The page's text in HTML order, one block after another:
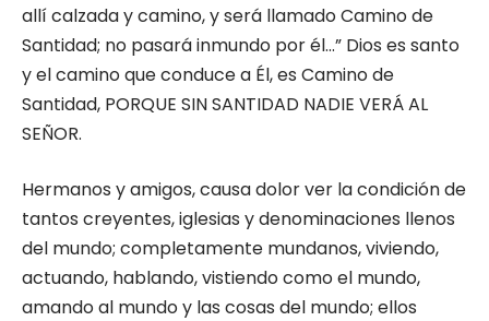
allí calzada y camino, y será llamado Camino de
Santidad; no pasará inmundo por él…” Dios es santo
y el camino que conduce a Él, es Camino de
Santidad, PORQUE SIN SANTIDAD NADIE VERÁ AL
SEÑOR.
Hermanos y amigos, causa dolor ver la condición de
tantos creyentes, iglesias y denominaciones llenos
del mundo; completamente mundanos, viviendo,
actuando, hablando, vistiendo como el mundo,
amando al mundo y las cosas del mundo; ellos